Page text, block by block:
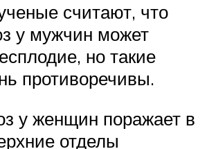
считают, что
у мужчин может
но такие
противоречивы.
у женщин поражает в
отделы